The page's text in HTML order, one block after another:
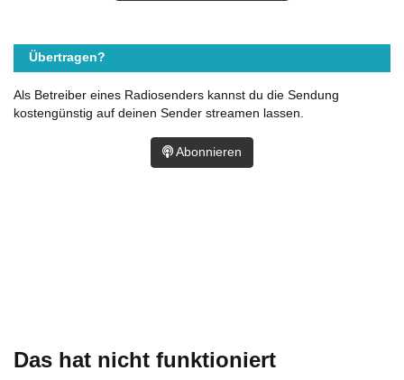
Das hat nicht funktioniert
Übertragen?
Als Betreiber eines Radiosenders kannst du die Sendung
kostengünstig auf deinen Sender streamen lassen.
Abonnieren